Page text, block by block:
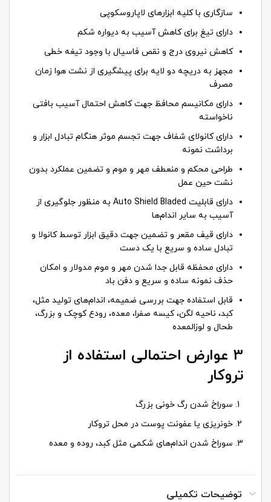
سازگاری با کلیه ابزارهای لاپاروسکوپی
دارای تیغ برای کاهش آسیب به دیواره شکم
کاهش نیروی درج و نقص فاسیال با وجود تیغه خطی
مجهز به دریچه دو لایه برای پیشگیری از نشت هوا زمان
مصرف
دارای مکانیسم محافظ جهت کاهش احتمال آسیب بافتی
ناخواسته
دارای کانولای شفاف جهت تجسم موثر هنگام تبادل ابزار و
برداشت نمونه
طراحی محکم و منعطف مهر و موم و تضمین عملکرد بدون
نشت حین عمل
دارای قابلیت Auto Shield Bladed به منظور جلوگیری از
آسیب به سایر اندام‌ها
دارای قیف مقعر و تضمین جهت دقیق ابزار توسط کانولا و
تبادل ساده و سریع با یک دست
دارای محفظه قابل جدا شدن مهر و موم مدولار و امکان
حذف نمونه ساده و سریع و دفن باد
قابل استفاده جهت بررسی ضمیمه، اندام‌های تولید مثل،
کبد، ناحیه لگن، کیسه صفرا، معده، رودع کوچک و بزرگ،
طحال و لوزالمعده
3 عوارض احتمالی استفاده از
تروکار
سوراخ شدن رگ خونی بزرگ
خونریزی یا عفونت پوست در محل تروکار
سوراخ شدن اندام‌های شکمی مثل کبد، روده و معده
توضیحات تکمیلی